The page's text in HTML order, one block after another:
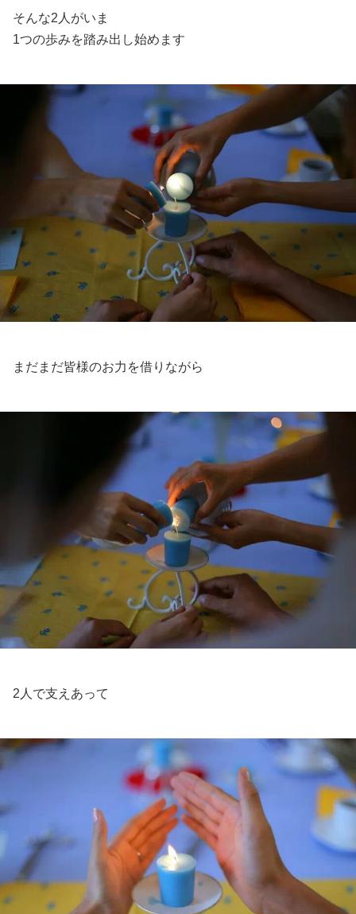
そんな2人がいま
1つの歩みを踏み出し始めます
まだまだ皆様のお力を借りながら
2人で支えあって